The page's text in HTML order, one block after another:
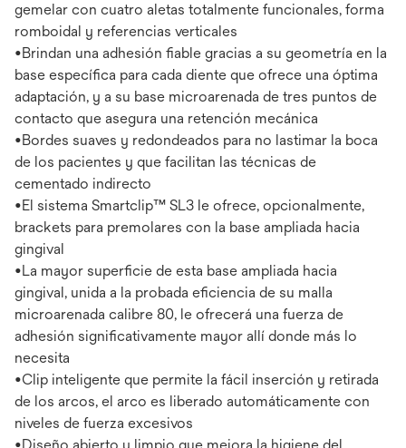
gemelar con cuatro aletas totalmente funcionales, forma
romboidal y referencias verticales
•Brindan una adhesión fiable gracias a su geometría en la
base específica para cada diente que ofrece una óptima
adaptación, y a su base microarenada de tres puntos de
contacto que asegura una retención mecánica
•Bordes suaves y redondeados para no lastimar la boca
de los pacientes y que facilitan las técnicas de
cementado indirecto
•El sistema Smartclip™ SL3 le ofrece, opcionalmente,
brackets para premolares con la base ampliada hacia
gingival
•La mayor superficie de esta base ampliada hacia
gingival, unida a la probada eficiencia de su malla
microarenada calibre 80, le ofrecerá una fuerza de
adhesión significativamente mayor allí donde más lo
necesita
•Clip inteligente que permite la fácil inserción y retirada
de los arcos, el arco es liberado automáticamente con
niveles de fuerza excesivos